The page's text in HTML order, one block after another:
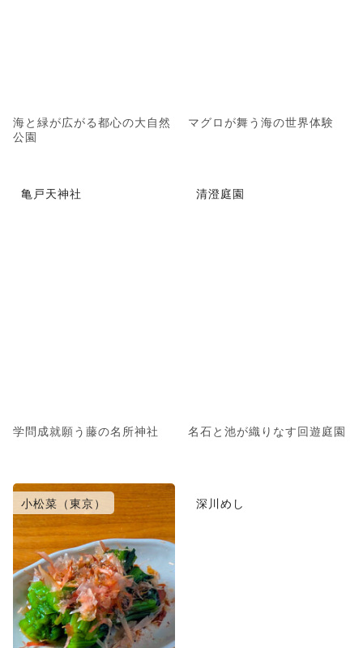
海と緑が広がる都心の大自然
公園
マグロが舞う海の世界体験
亀戸天神社
学問成就願う藤の名所神社
清澄庭園
名石と池が織りなす回遊庭園
小松菜（東京） 深川めし